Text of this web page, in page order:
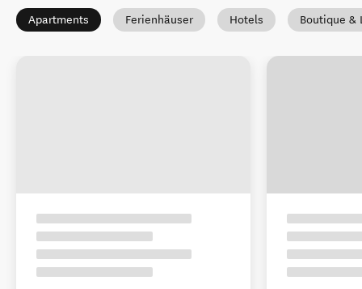
Apartments Ferienhäuser Hotels Boutique &